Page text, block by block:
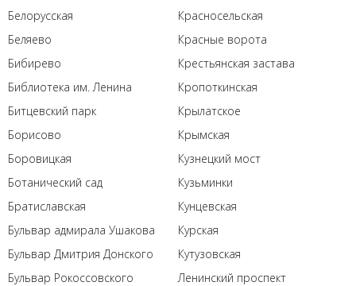
Белорусская
Беляево
Бибирево
Библиотека им. Ленина
Битцевский парк
Борисово
Боровицкая
Ботанический сад
Братиславская
Бульвар адмирала Ушакова
Бульвар Дмитрия Донского
Бульвар Рокоссовского
Красносельская
Красные ворота
Крестьянская застава
Кропоткинская
Крылатское
Крымская
Кузнецкий мост
Кузьминки
Кунцевская
Курская
Кутузовская
Ленинский проспект